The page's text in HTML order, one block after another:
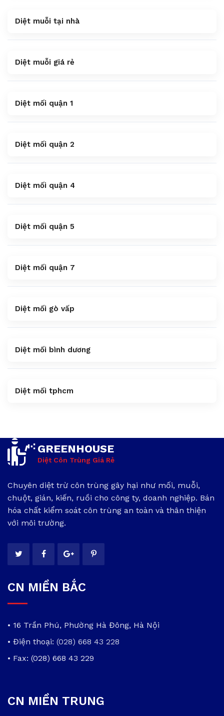
Diệt muỗi tại nhà
Diệt muỗi giá rẻ
Diệt mối quận 1
Diệt mối quận 2
Diệt mối quận 4
Diệt mối quận 5
Diệt mối quận 7
Diệt mối gò vấp
Diệt mối bình dương
Diệt mối tphcm
GREENHOUSE
Diệt Côn Trùng Giá Rẻ
Chuyên diệt trừ côn trùng gây hại như mối, muỗi,
chuột, gián, kiến, ruồi cho công ty, doanh nghiệp. Bán
hóa chất kiểm soát côn trùng an toàn và thân thiện
với môi trường.
CN MIỀN BẮC
• 16 Trần Phú, Phường Hà Đông, Hà Nội
• Điện thoại: (028) 668 43 228
• Fax: (028) 668 43 229
CN MIỀN TRUNG